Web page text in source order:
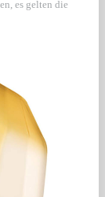
es gelten die